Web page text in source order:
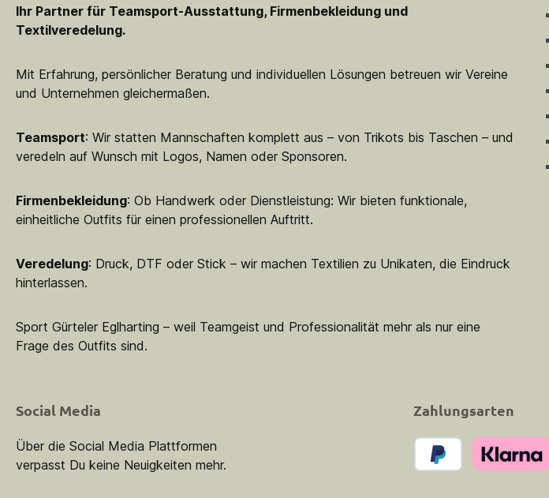
Ihr Partner für Teamsport-Ausstattung, Firmenbekleidung und
Textilveredelung.
Mit Erfahrung, persönlicher Beratung und individuellen Lösungen betreuen wir Vereine
und Unternehmen gleichermaßen.
Teamsport: Wir statten Mannschaften komplett aus – von Trikots bis Taschen – und
veredeln auf Wunsch mit Logos, Namen oder Sponsoren.
Firmenbekleidung: Ob Handwerk oder Dienstleistung: Wir bieten funktionale,
einheitliche Outfits für einen professionellen Auftritt.
Veredelung: Druck, DTF oder Stick – wir machen Textilien zu Unikaten, die Eindruck
hinterlassen.
Sport Gürteler Eglharting – weil Teamgeist und Professionalität mehr als nur eine
Frage des Outfits sind.
Social Media
Über die Social Media Plattformen
verpasst Du keine Neuigkeiten mehr.
Zahlungsarten